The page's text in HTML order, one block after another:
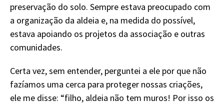
preservação do solo. Sempre estava preocupado com
a organização da aldeia e, na medida do possível,
estava apoiando os projetos da associação e outras
comunidades.
Certa vez, sem entender, perguntei a ele por que não
fazíamos uma cerca para proteger nossas criações,
ele me disse: “filho, aldeia não tem muros! Por isso os